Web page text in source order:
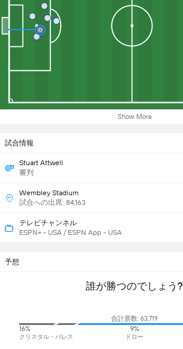
Show More
試合情報
Stuart Attwell
審判
Wembley Stadium
試合への出席: 84,163
テレビチャンネル
ESPN+ - USA / ESPN App - USA
予想
誰が勝つのでしょう?
合計票数: 63,719
16%
クリスタル・パレス
9%
ドロー